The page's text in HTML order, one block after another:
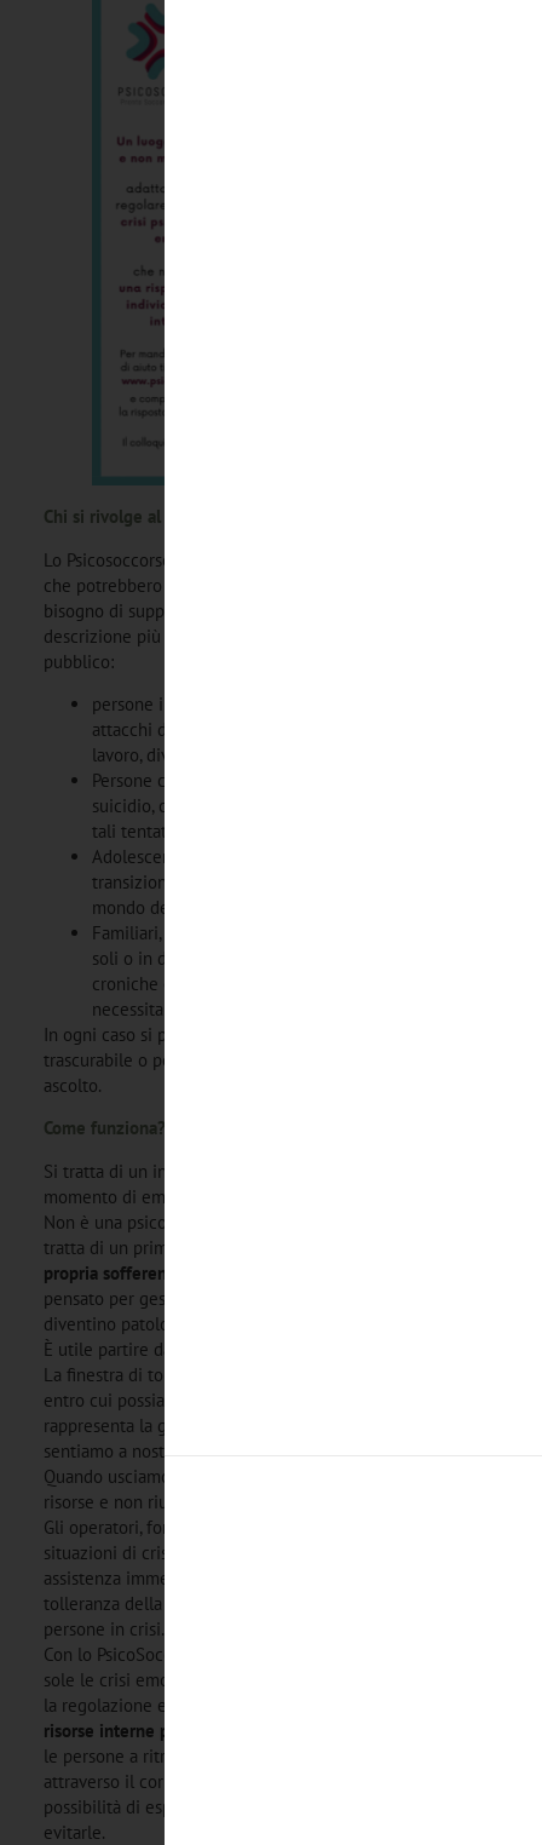
Chi si rivolge al servizio?
Lo Psicosoccorso è rivolto a un’ampia gamma di persone
che potrebbero trovarsi in situazioni di crisi o avere
bisogno di supporto emotivo immediato. Ecco una
descrizione più dettagliata e esemplificativa del nostro
pubblico:
persone in situazioni di crisi e stress estremo, come
attacchi di panico, ansia improvvisa, perdita del
lavoro, divorzio o problemi finanziari.
Persone con pensieri suicidari o che hanno tentato il
suicidio, così come i caregiver che hanno assistito a
tali tentativi.
Adolescenti, giovani adulti e persone che affrontano
transizioni difficili come l’ingresso nell’università, nel
mondo del lavoro o altre fasi di cambiamento.
Familiari, operatori sanitari, forze dell’ordine, anziani
soli o in difficoltà, persone affette da malattie
croniche o terminali e i loro familiari che
necessitano di supporto emotivo.
In ogni caso si può dire che nessuna esigenza sia
trascurabile o poco importante: ogni necessità merita
ascolto.
Come funziona?
Si tratta di un incontro “one shot” per la regolazione di un
momento di emergenza che merita un ascolto accurato.
Non è una psicoterapia, né una consulenza psicologica: si
tratta di un primo passo per
propria sofferenza
pensato per gestire e contenere le crisi emotive prima che
diventino patologie conclamate.
È utile partire dal concetto di “
La finestra di tolleranza è il margine di tolleranza emotiva
entro cui possiamo funzionare efficacemente e
rappresenta la gamma di intensità emotiva in cui ci
sentiamo a nostro agio e operiamo in modo efficace.
Quando usciamo da questa perdiamo l’accesso alle nostre
risorse e non riusciamo a operare in modo efficace.
Gli operatori, formati specificamente per intervenire in
situazioni di crisi e emergenza psicologica, forniscono
assistenza immediata per rientrare nella finestra di
tolleranza della persona promuovendo risorse interne nelle
persone in crisi.
Con lo PsicoSoccorso, le persone non devono affrontare da
sole le crisi emotive, viene offerto un luogo che favorisce
la regolazione emotiva e la
risorse interne per affrontare le difficoltà
le persone a ritrovare un equilibrio funzionale anche
attraverso il corpo e l’ambiente. Con lo Psicosoccorso, c’è la
possibilità di esplorare e comprendere le emozioni anziché
evitarle.